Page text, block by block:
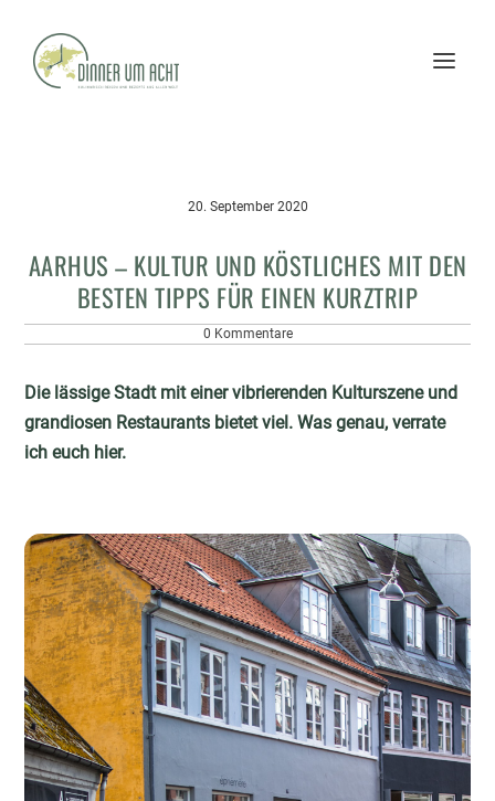
20. September 2020
AARHUS – KULTUR UND KÖSTLICHES MIT DEN
BESTEN TIPPS FÜR EINEN KURZTRIP
0 Kommentare
Die lässige Stadt mit einer vibrierenden Kulturszene und
grandiosen Restaurants bietet viel. Was genau, verrate
ich euch hier.